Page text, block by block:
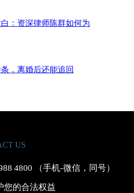
：资深律师陈群如何为
，离婚后还能追回
US
4800 （手机-微信，同号）
您的合法权益